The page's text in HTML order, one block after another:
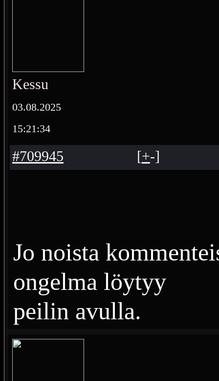
Kessu
03.08.2025
15:21:34
#709945 [+-]
Jo noista
ongelma löytyy
peilin avulla.